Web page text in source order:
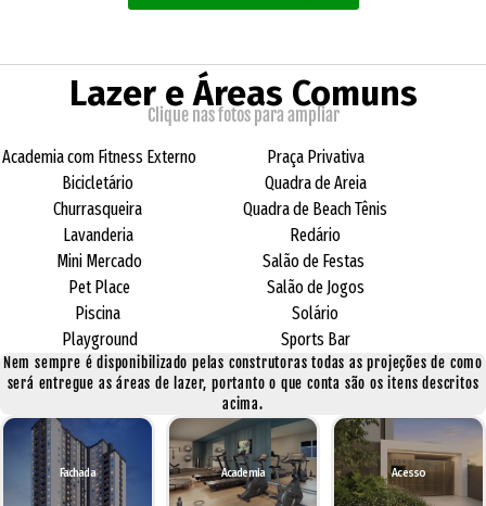
Lazer e Áreas Comuns
Clique nas fotos para ampliar
Academia com Fitness Externo
Bicicletário
Churrasqueira
Lavanderia
Mini Mercado
Pet Place
Piscina
Playground
Praça Privativa
Quadra de Areia
Quadra de Beach Tênis
Redário
Salão de Festas
Salão de Jogos
Solário
Sports Bar
Nem sempre é disponibilizado pelas construtoras todas as projeções de como
será entregue as áreas de lazer, portanto o que conta são os itens descritos
acima.
Fachada Academia Acesso